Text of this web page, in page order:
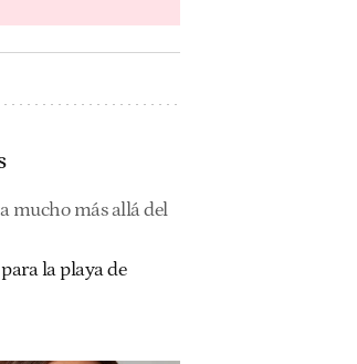
mucho más allá del
la playa de